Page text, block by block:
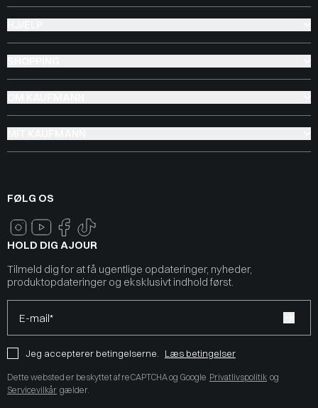
FØLG OS
HOLD DIG AJOUR
Tilmeld dig for at få ugentlige opdateringer, nyheder,
produktopdateringer og eksklusivt indhold først.
E-mail*
Jeg accepterer betingelserne. Læs betingelser
Dette websted er beskyttet af reCAPTCHA og Google Privatlivspolitik og
Servicevilkår gælder.